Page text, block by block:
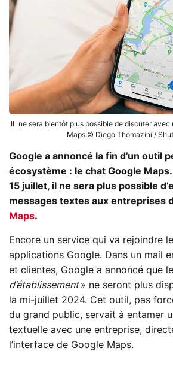
IL ne sera bientôt plus possible de discuter
Maps © Diego Thomazini /
Google a annoncé la fin d’un outil
écosystème : le chat Google
15 juillet, il ne sera plus possible
messages textes aux entreprises
Maps.
Encore un service qui va rejoindre
applications Google. Dans un mail
et clientes, Google a annoncé que
d’établissement» ne seront plus
la mi-juillet 2024. Cet outil, pas
du grand public, servait à entamer
textuelle avec une entreprise,
l’interface de Google Maps.